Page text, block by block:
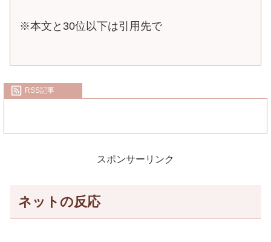
※本文と30位以下は引用先で
RSS記事
スポンサーリンク
ネットの反応